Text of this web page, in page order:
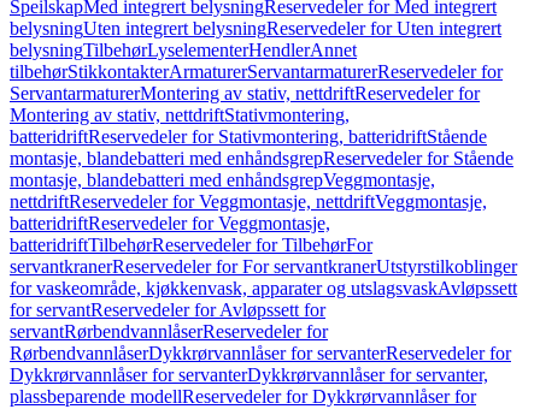
SpeilskapMed integrert belysningReservedeler for Med integrert
belysningUten integrert belysningReservedeler for Uten integrert
belysningTilbehørLyselementerHendlerAnnet
tilbehørStikkontakterArmaturerServantarmaturerReservedeler for
ServantarmaturerMontering av stativ, nettdriftReservedeler for
Montering av stativ, nettdriftStativmontering,
batteridriftReservedeler for Stativmontering, batteridriftStående
montasje, blandebatteri med enhåndsgrepReservedeler for Stående
montasje, blandebatteri med enhåndsgrepVeggmontasje,
nettdriftReservedeler for Veggmontasje, nettdriftVeggmontasje,
batteridriftReservedeler for Veggmontasje,
batteridriftTilbehørReservedeler for TilbehørFor
servantkranerReservedeler for For servantkranerUtstyrstilkoblinger
for vaskeområde, kjøkkenvask, apparater og utslagsvaskAvløpssett
for servantReservedeler for Avløpssett for
servantRørbendvannlåserReservedeler for
RørbendvannlåserDykkrørvannlåser for servanterReservedeler for
Dykkrørvannlåser for servanterDykkrørvannlåser for servanter,
plassbeparende modellReservedeler for Dykkrørvannlåser for